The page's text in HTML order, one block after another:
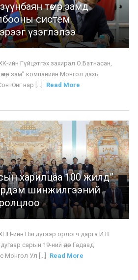
төмөр замд
систем
үзэглэлээ
ийн Гүйцэтгэх захирал О.Батнасан,
зам” компанийн Монгол дахь
Юнг нар [...]
Read More
харилцаа 100 жилд”
шинжилгээний
ийн Нэгдүгээр орлогч дарга И.В
сарын 19-ний өдөр Гадаад
Монгол Ул [...]
Read More